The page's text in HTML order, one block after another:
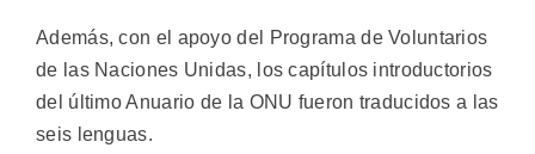
Además, con el apoyo del Programa de Voluntarios
de las Naciones Unidas, los capítulos introductorios
del último Anuario de la ONU fueron traducidos a las
seis lenguas.